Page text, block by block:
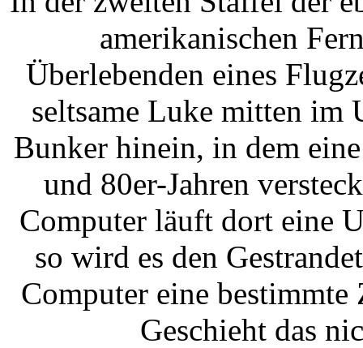
amerikanischen
Überlebenden eines
seltsame Luke mitten
Bunker hinein, in dem
und 80er-Jahren
Computer läuft dort eine
so wird es den
Computer eine
Geschieht das